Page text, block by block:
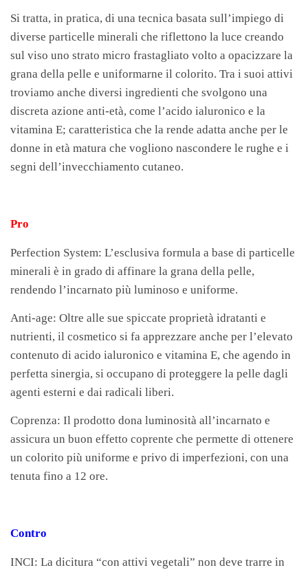
Si tratta, in pratica, di una tecnica basata sull’impiego di
diverse particelle minerali che riflettono la luce creando
sul viso uno strato micro frastagliato volto a opacizzare la
grana della pelle e uniformarne il colorito. Tra i suoi attivi
troviamo anche diversi ingredienti che svolgono una
discreta azione anti-età, come l’acido ialuronico e la
vitamina E; caratteristica che la rende adatta anche per le
donne in età matura che vogliono nascondere le rughe e i
segni dell’invecchiamento cutaneo.
Pro
Perfection System: L’esclusiva formula a base di particelle
minerali è in grado di affinare la grana della pelle,
rendendo l’incarnato più luminoso e uniforme.
Anti-age: Oltre alle sue spiccate proprietà idratanti e
nutrienti, il cosmetico si fa apprezzare anche per l’elevato
contenuto di acido ialuronico e vitamina E, che agendo in
perfetta sinergia, si occupano di proteggere la pelle dagli
agenti esterni e dai radicali liberi.
Coprenza: Il prodotto dona luminosità all’incarnato e
assicura un buon effetto coprente che permette di ottenere
un colorito più uniforme e privo di imperfezioni, con una
tenuta fino a 12 ore.
Contro
INCI: La dicitura “con attivi vegetali” non deve trarre in